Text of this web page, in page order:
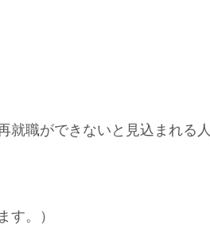
就職ができないと見込まれる人
。）